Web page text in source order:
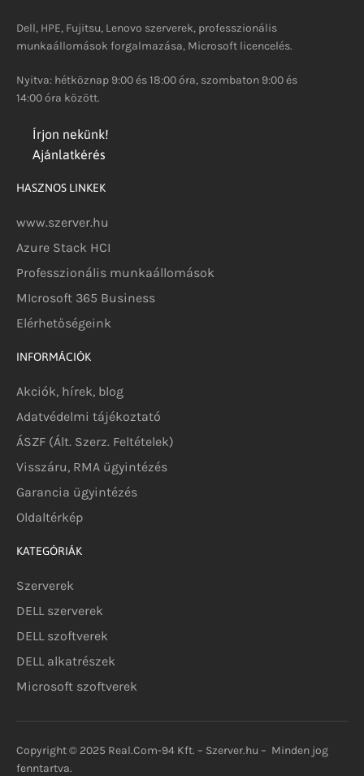
Dell, HPE, Fujitsu, Lenovo szerverek, professzionális
munkaállomások forgalmazása, Microsoft licencelés.
Nyitva: hétköznap 9:00 és 18:00 óra, szombaton 9:00 és
14:00 óra között.
Írjon nekünk!
Ajánlatkérés
HASZNOS LINKEK
www.szerver.hu
Azure Stack HCI
Professzionális munkaállomások
MIcrosoft 365 Business
Elérhetőségeink
INFORMÁCIÓK
Akciók, hírek, blog
Adatvédelmi tájékoztató
ÁSZF (Ált. Szerz. Feltételek)
Visszáru, RMA ügyintézés
Garancia ügyintézés
Oldaltérkép
KATEGÓRIÁK
Szerverek
DELL szerverek
DELL szoftverek
DELL alkatrészek
Microsoft szoftverek
Copyright © 2025 Real.Com-94 Kft. – Szerver.hu – Minden jog
fenntartva.